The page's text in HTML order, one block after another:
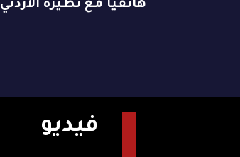
هاتفياً مع نظيره الأردني
فيديو